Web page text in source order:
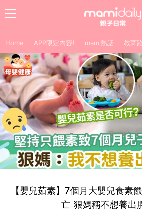
Home APP限定內容! mami熱話 教育
【嬰兒茹素】7個月大嬰兒食素
亡 狠媽稱不想養出